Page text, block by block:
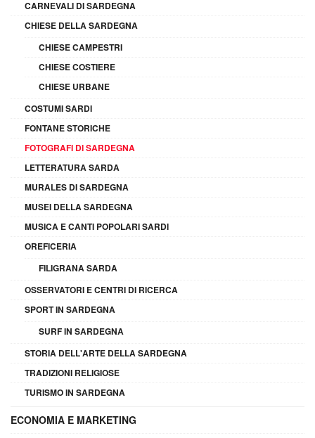
CARNEVALI DI SARDEGNA
CHIESE DELLA SARDEGNA
CHIESE CAMPESTRI
CHIESE COSTIERE
CHIESE URBANE
COSTUMI SARDI
FONTANE STORICHE
FOTOGRAFI DI SARDEGNA
LETTERATURA SARDA
MURALES DI SARDEGNA
MUSEI DELLA SARDEGNA
MUSICA E CANTI POPOLARI SARDI
OREFICERIA
FILIGRANA SARDA
OSSERVATORI E CENTRI DI RICERCA
SPORT IN SARDEGNA
SURF IN SARDEGNA
STORIA DELL'ARTE DELLA SARDEGNA
TRADIZIONI RELIGIOSE
TURISMO IN SARDEGNA
ECONOMIA E MARKETING